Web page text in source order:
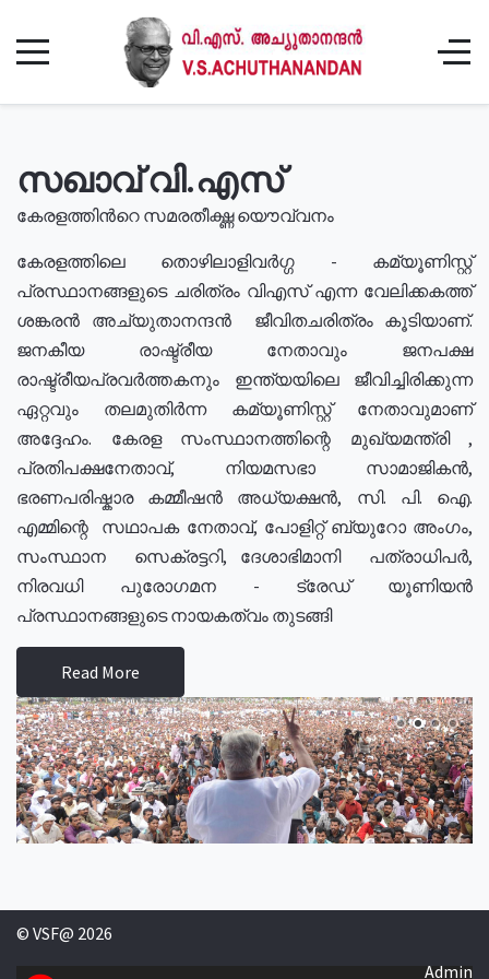
സഖാവ് വി.എസ്
കേരളത്തിൻറെ സമരതീക്ഷ്ണ യൌവ്വനം
കേരളത്തിലെ തൊഴിലാളിവർഗ്ഗ - കമ്യൂണിസ്റ്റ്
പ്രസ്ഥാനങ്ങളുടെ ചരിത്രം വിഎസ് എന്ന വേലിക്കകത്ത്
ശങ്കരൻ അച്യുതാനന്ദൻ ജീവിതചരിത്രം കൂടിയാണ്.
ജനകീയ രാഷ്ട്രീയ നേതാവും ജനപക്ഷ
രാഷ്ട്രീയപ്രവർത്തകനും ഇന്ത്യയിലെ ജീവിച്ചിരിക്കുന്ന
ഏറ്റവും തലമുതിർന്ന കമ്യൂണിസ്റ്റ് നേതാവുമാണ്
അദ്ദേഹം. കേരള സംസ്ഥാനത്തിന്റെ മുഖ്യമന്ത്രി ,
പ്രതിപക്ഷനേതാവ്, നിയമസഭാ സാമാജികൻ,
ഭരണപരിഷ്കാര കമ്മീഷൻ അധ്യക്ഷൻ, സി. പി. ഐ.
എമ്മിന്റെ സഥാപക നേതാവ്, പോളിറ്റ് ബ്യുറോ അംഗം,
സംസ്ഥാന സെക്രട്ടറി, ദേശാഭിമാനി പത്രാധിപർ,
നിരവധി പുരോഗമന - ട്രേഡ് യൂണിയൻ
പ്രസ്ഥാനങ്ങളുടെ നായകത്വം തുടങ്ങി
Read More
© VSF@ 2026
Admin